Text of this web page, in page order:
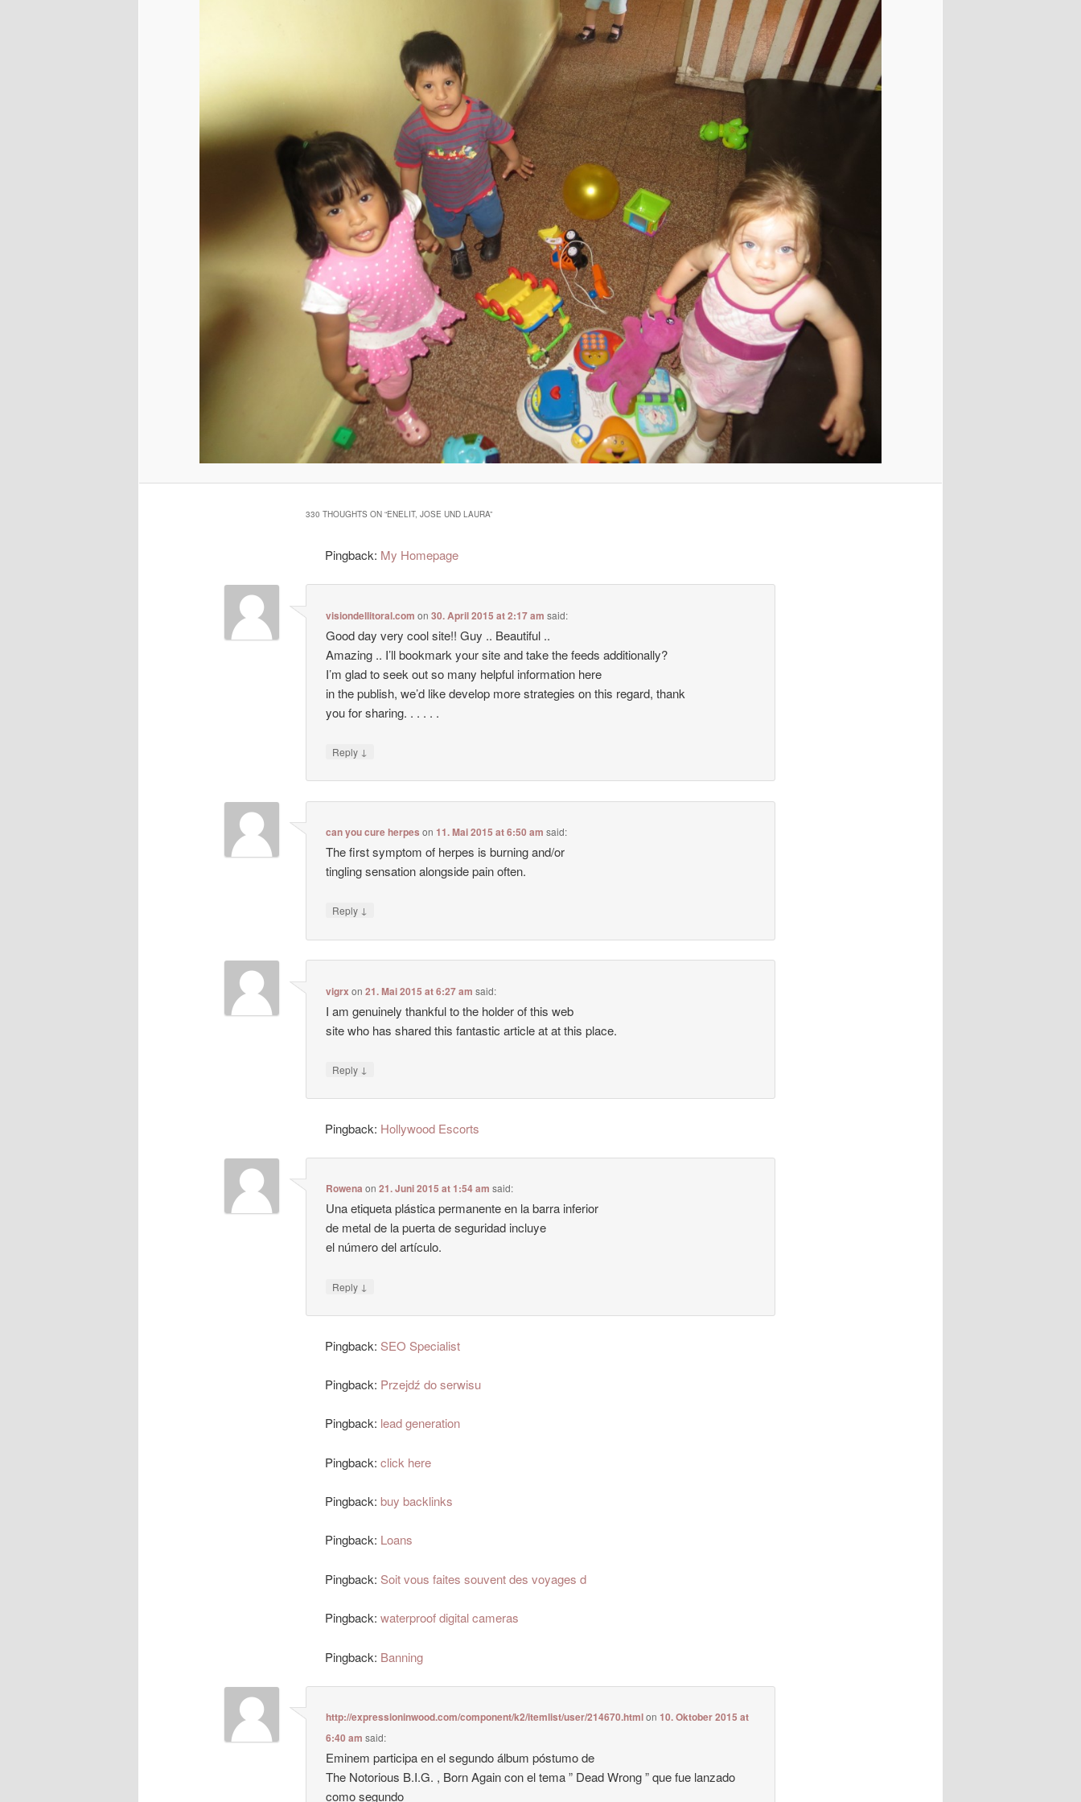
330 THOUGHTS ON “ENELIT, JOSE UND LAURA”
Pingback: My Homepage
visiondellitoral.com on30. April 2015 at 2:17 am said:
Good day very cool site!! Guy .. Beautiful ..
Amazing .. I’ll bookmark your site and take the feeds additionally?
I’m glad to seek out so many helpful information here
in the publish, we’d like develop more strategies on this regard, thank
you for sharing. . . . . .
Reply ↓
can you cure herpes on11. Mai 2015 at 6:50 am said:
The first symptom of herpes is burning and/or
tingling sensation alongside pain often.
Reply ↓
vigrx on21. Mai 2015 at 6:27 am said:
I am genuinely thankful to the holder of this web
site who has shared this fantastic article at at this place.
Reply ↓
Pingback: Hollywood Escorts
Rowena on21. Juni 2015 at 1:54 am said:
Una etiqueta plástica permanente en la barra inferior
de metal de la puerta de seguridad incluye
el número del artículo.
Reply ↓
Pingback: SEO Specialist
Pingback: Przejdź do serwisu
Pingback: lead generation
Pingback:click here
Pingback:buy backlinks
Pingback: Loans
Pingback: Soit vous faites souvent des voyages d
Pingback:waterproof digital cameras
Pingback: Banning
http://expressioninwood.com/component/k2/itemlist/user/214670.htmlon10. Oktober 2015 at
6:40 am said:
Eminem participa en el segundo álbum póstumo de
The Notorious B.I.G. , Born Again con el tema ” Dead Wrong ” que fue lanzado
como segundo